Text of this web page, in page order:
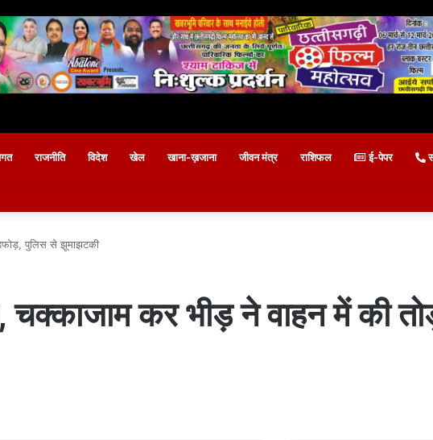
राजनीति विदेश खेल खाना-ख़जाना जीवन मंत्र राशिफल ई-पेपर
पुलिस से झूमाझटकी
कर भीड़ ने वाहन में की